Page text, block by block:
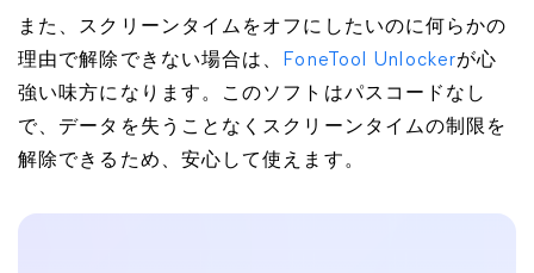
また、スクリーンタイムをオフにしたいのに何らかの
理由で解除できない場合は、
FoneTool Unlockerが心
強い味方になります。このソフトはパスコードなし
で、データを失うことなくスクリーンタイムの制限を
解除できるため、安心して使えます。